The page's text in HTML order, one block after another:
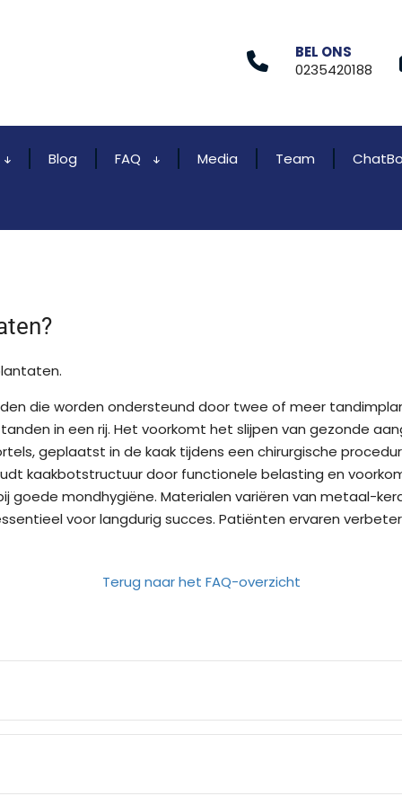
BEL ONS
0235420188
Blog FAQ Media Team
die worden ondersteund door twee of meer
in een rij. Het voorkomt het slijpen van gezonde
geplaatst in de kaak tijdens een chirurgische
kaakbotstructuur door functionele belasting en
goede mondhygiëne. Materialen variëren van metaal-
voor langdurig succes. Patiënten ervaren
Terug naar het FAQ-overzicht